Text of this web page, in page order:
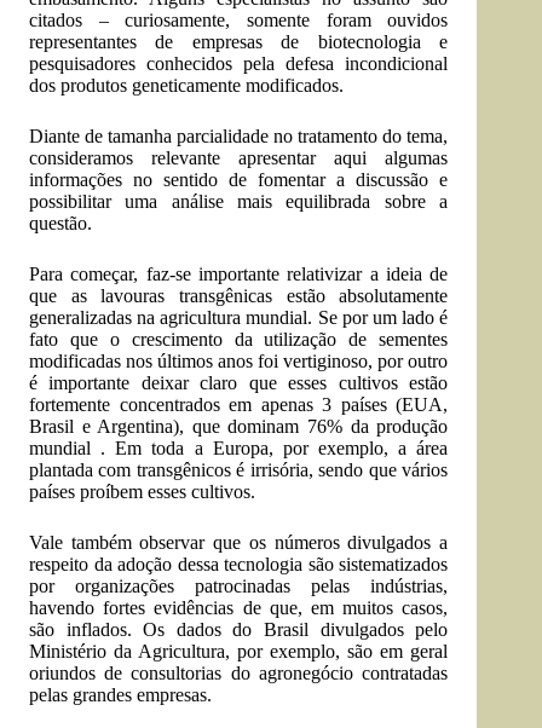
citados – curiosamente, somente foram ouvidos
representantes de empresas de biotecnologia e
pesquisadores conhecidos pela defesa incondicional
dos produtos geneticamente modificados.
Diante de tamanha parcialidade no tratamento do tema,
consideramos relevante apresentar aqui algumas
informações no sentido de fomentar a discussão e
possibilitar uma análise mais equilibrada sobre a
questão.
Para começar, faz-se importante relativizar a ideia de
que as lavouras transgênicas estão absolutamente
generalizadas na agricultura mundial. Se por um lado é
fato que o crescimento da utilização de sementes
modificadas nos últimos anos foi vertiginoso, por outro
é importante deixar claro que esses cultivos estão
fortemente concentrados em apenas 3 países (EUA,
Brasil e Argentina), que dominam 76% da produção
mundial . Em toda a Europa, por exemplo, a área
plantada com transgênicos é irrisória, sendo que vários
países proíbem esses cultivos.
Vale também observar que os números divulgados a
respeito da adoção dessa tecnologia são sistematizados
por organizações patrocinadas pelas indústrias,
havendo fortes evidências de que, em muitos casos,
são inflados. Os dados do Brasil divulgados pelo
Ministério da Agricultura, por exemplo, são em geral
oriundos de consultorias do agronegócio contratadas
pelas grandes empresas.